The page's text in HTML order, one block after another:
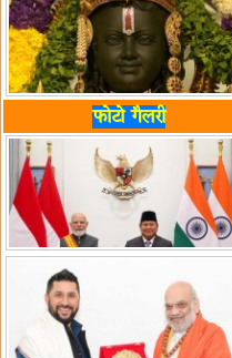
फोटो गैलरी